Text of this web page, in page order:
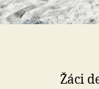
Žáci